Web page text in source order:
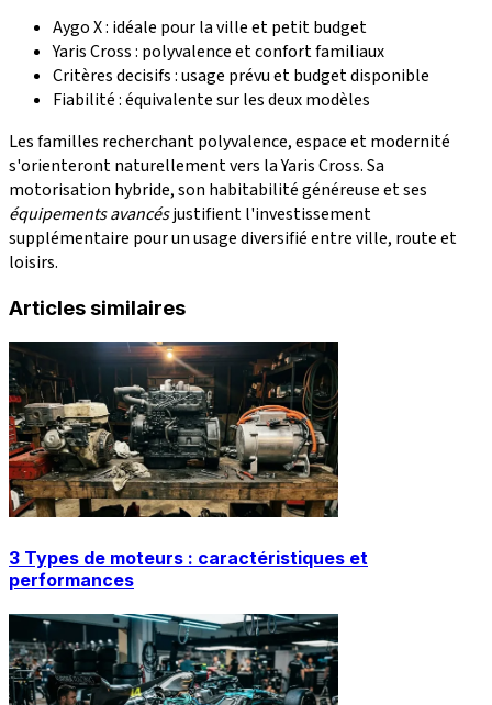
Aygo X : idéale pour la ville et petit budget
Yaris Cross : polyvalence et confort familiaux
Critères decisifs : usage prévu et budget disponible
Fiabilité : équivalente sur les deux modèles
Les familles recherchant polyvalence, espace et modernité
s'orienteront naturellement vers la Yaris Cross. Sa
motorisation hybride, son habitabilité généreuse et ses
équipements avancésjustifient l'investissement
supplémentaire pour un usage diversifié entre ville, route et
loisirs.
Articles similaires
3 Types de moteurs : caractéristiques et
performances